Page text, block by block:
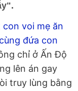
voi mẹ ăn
đứa con
chỉ ở Ấn Độ
lên án gay
truy lùng bằng